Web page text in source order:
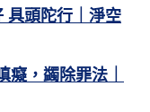
具頭陀行｜淨空
癡，蠲除罪法｜